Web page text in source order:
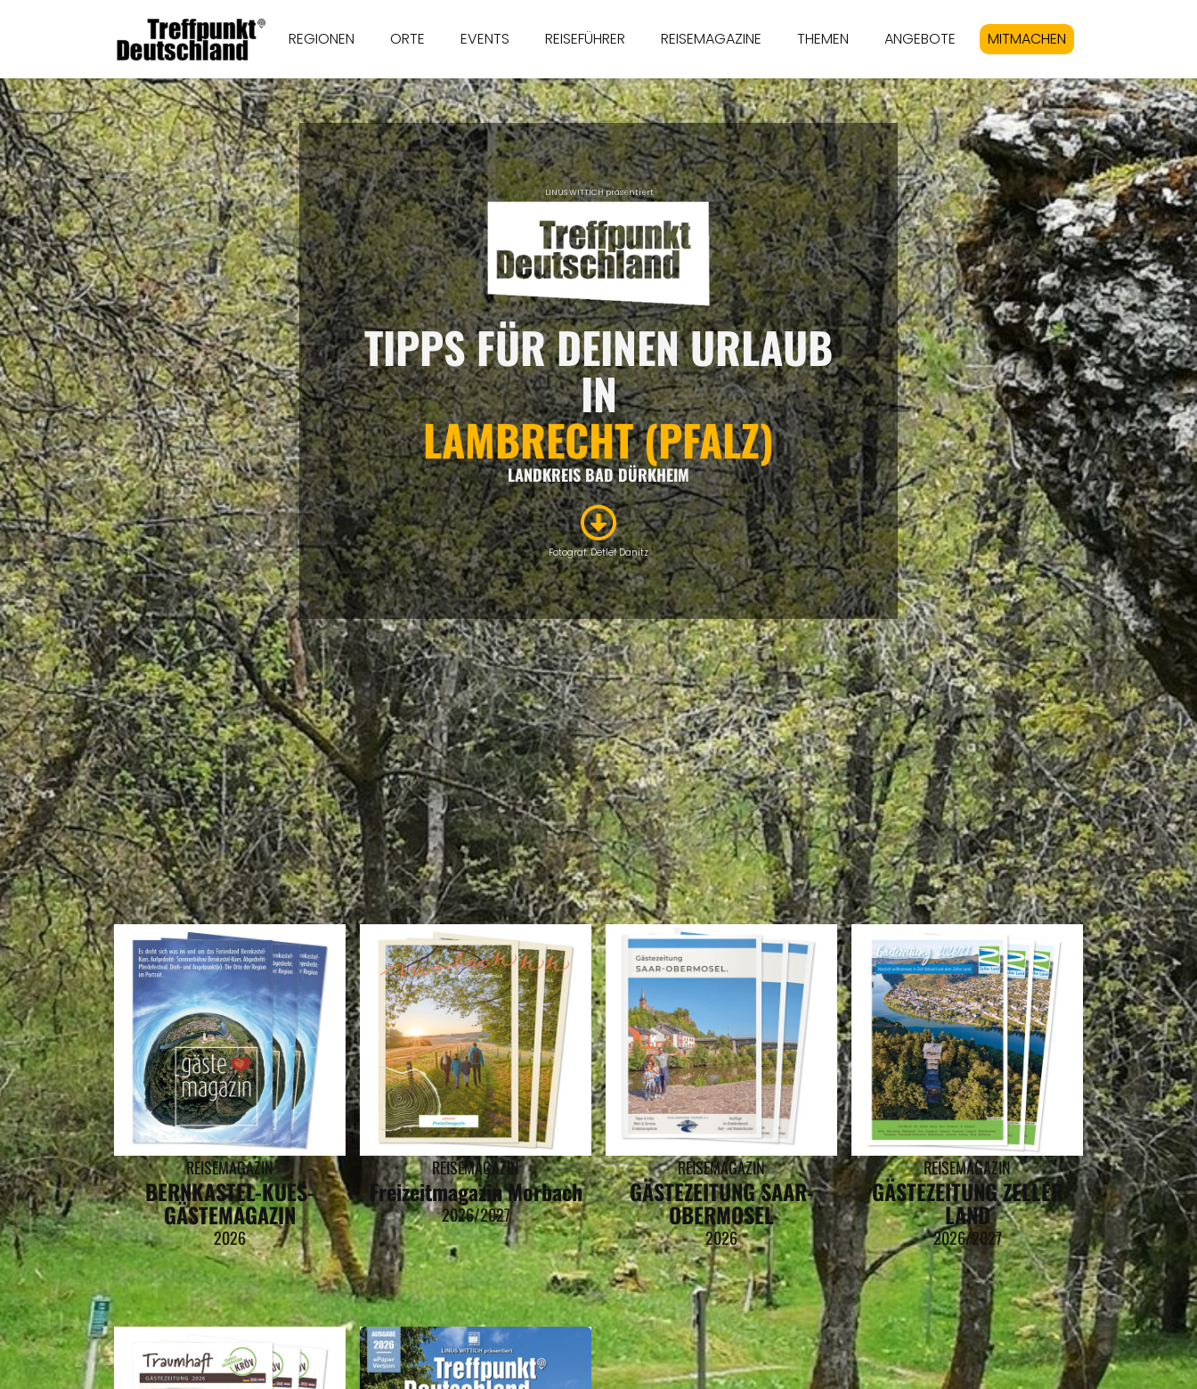
REGIONEN ORTE EVENTS REISEFÜHRER REISEMAGAZINE THEMEN ANGEBOTE MITMACHEN
LINUS WITTICH präsentiert
TIPPS FÜR DEINEN URLAUB
IN
LAMBRECHT (PFALZ)
LANDKREIS BAD DÜRKHEIM
Fotograf: Detlef Danitz
EVENTS
Eigenen Event kostenlos veröffentlichen >
REISEMAGAZINE
DIESEN REISEMAGAZINE GIBT ES FÜR DAS BUNDESLAND RHEINLANDPFALZ
REISEMAGAZIN
BERNKASTEL-KUES-
GÄSTEMAGAZIN
2026
REISEMAGAZIN
Freizeitmagazin Morbach
2026/2027
REISEMAGAZIN
GÄSTEZEITUNG SAAR-
OBERMOSEL
2026
REISEMAGAZIN
GÄSTEZEITUNG ZELLER
LAND
2026/2027